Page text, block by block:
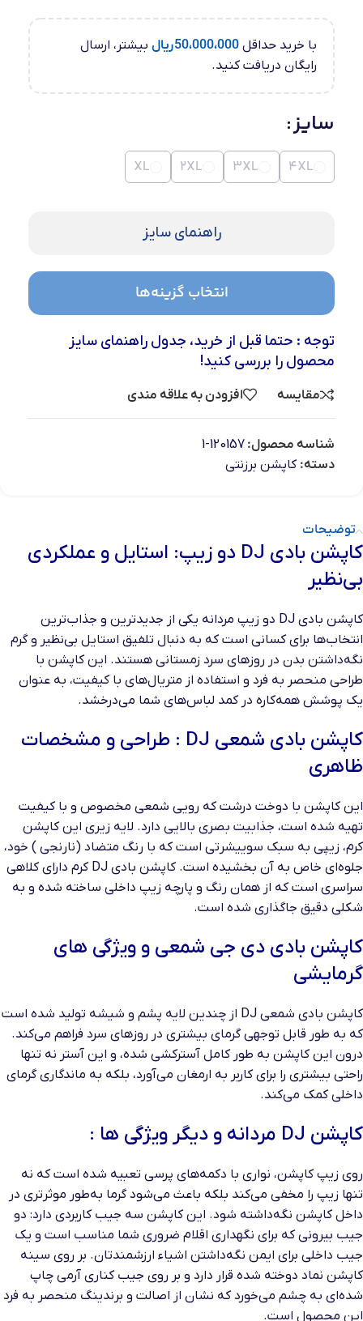
با خرید حداقل 50،000،000ریال بیشتر، ارسال
رایگان دریافت کنید.
سایز
4XL
3XL
2XL
XL
راهنمای سایز
انتخاب گزینه‌ها
توجه : حتما قبل از خرید، جدول راهنمای سایز
محصول را بررسی کنید!
مقایسه افزودن به علاقه مندی
شناسه محصول: 120157-1
دسته: کاپشن برزنتی
توضیحات
کاپشن بادی DJ دو زیپ: استایل و عملکردی
بی‌نظیر
کاپشن بادی DJ دو زیپ مردانه یکی از جدیدترین و جذاب‌ترین
انتخاب‌ها برای کسانی است که به دنبال تلفیق استایل بی‌نظیر و گرم
نگه‌داشتن بدن در روزهای سرد زمستانی هستند. این کاپشن با
طراحی منحصر به فرد و استفاده از متریال‌های با کیفیت، به عنوان
یک پوشش همه‌کاره در کمد لباس‌های شما می‌درخشد.
کاپشن بادی شمعی DJ : طراحی و مشخصات
ظاهری
این کاپشن با دوخت درشت که رویی شمعی مخصوص و با کیفیت
تهیه شده است، جذابیت بصری بالایی دارد. لایه زیری این کاپشن
کرم، زیپی به سبک سوییشرتی است که با رنگ متضاد (نارنجی ) خود،
جلوه‌ای خاص به آن بخشیده است. کاپشن بادی DJ کرم دارای کلاهی
سراسری است که از همان رنگ و پارچه زیپ داخلی ساخته شده و به
شکلی دقیق جاگذاری شده است.
کاپشن بادی دی جی شمعی و ویژگی های
گرمایشی
کاپشن بادی شمعی DJ از چندین لایه پشم و شیشه تولید شده است
که به طور قابل توجهی گرمای بیشتری در روزهای سرد فراهم می‌کند.
درون این کاپشن به طور کامل آسترکشی شده، و این آستر نه تنها
راحتی بیشتری را برای کاربر به ارمغان می‌آورد، بلکه به ماندگاری گرمای
داخلی کمک می‌کند.
کاپشن DJ مردانه و دیگر ویژگی ها :
روی زیپ کاپشن، نواری با دکمه‌های پرسی تعبیه شده است که نه
تنها زیپ را مخفی می‌کند بلکه باعث می‌شود گرما به‌طور موثرتری در
داخل کاپشن نگه‌داشته شود. این کاپشن سه جیب کاربردی دارد: دو
جیب بیرونی که برای نگهداری اقلام ضروری شما مناسب است و یک
جیب داخلی برای ایمن نگه‌داشتن اشیاء ارزشمندتان. بر روی سینه
کاپشن نماد دوخته شده قرار دارد و بر روی جیب کناری آرمی چاپ
شده‌ای به چشم می‌خورد که نشان از اصالت و برندینگ منحصر به فرد
این محصول است.